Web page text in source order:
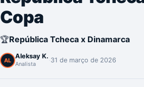
Copa
🏆República Tcheca x Dinamarca
AL
Aleksay K.
Analista 31 de março de 2026